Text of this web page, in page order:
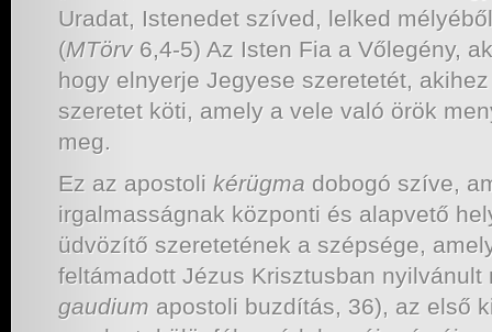
Uradat, Istenedet szíved, lelked
(MTörv6,4-5) Az Isten Fia a Vőlegény,
hogy elnyerje Jegyese szeretetét,
szeretet köti, amely a vele való örök
meg.
Ez az apostoli kérügma dobogó szíve,
irgalmasságnak központi és alapvető
üdvözítő szeretetének a szépsége,
feltámadott Jézus Krisztusban nyilvánult
gaudium apostoli buzdítás, 36), az első